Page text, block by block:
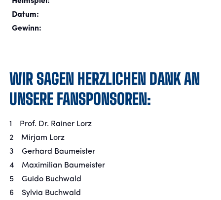
Datum:
Gewinn:
WIR SAGEN HERZLICHEN DANK AN
UNSERE FANSPONSOREN:
1 Prof. Dr. Rainer Lorz
2 Mirjam Lorz
3 Gerhard Baumeister
4 Maximilian Baumeister
5 Guido Buchwald
6 Sylvia Buchwald